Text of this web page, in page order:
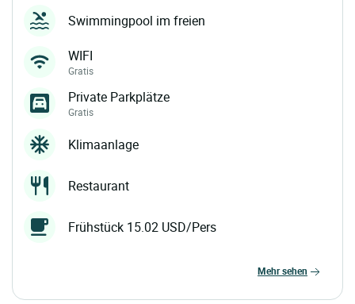
Swimmingpool im freien
WIFI
Gratis
Private Parkplätze
Gratis
Klimaanlage
Restaurant
Frühstück 15.02 USD/Pers
mehr sehen